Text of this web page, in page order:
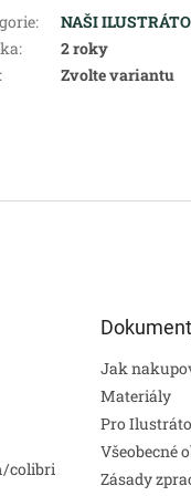
:
NAŠI
:
2 roky
: Zvolte variantu
colibri
Jak
Materiály
Pro
Všeobecné
Zásady